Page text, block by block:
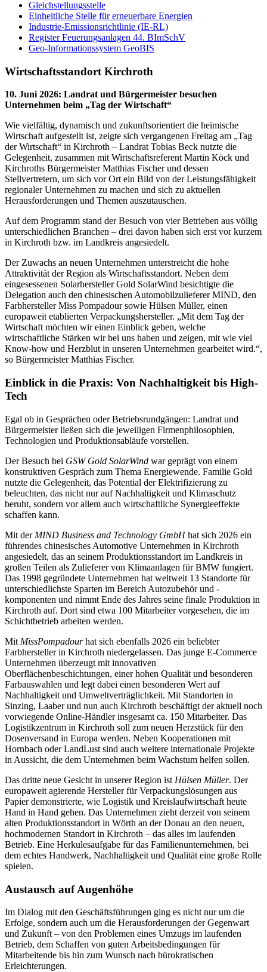
Gleichstellungsstelle
Einheitliche Stelle für erneuerbare Energien
Industrie-Emissionsrichtlinie (IE-RL)
Register Feuerungsanlagen 44. BImSchV
Geo-Informationssystem GeoBIS
Wirtschaftsstandort Kirchroth
10. Juni 2026: Landrat und Bürgermeister besuchen
Unternehmen beim „Tag der Wirtschaft“
Wie vielfältig, dynamisch und zukunftsorientiert die heimische
Wirtschaft aufgestellt ist, zeigte sich vergangenen Freitag am „Tag
der Wirtschaft“ in Kirchroth – Landrat Tobias Beck nutzte die
Gelegenheit, zusammen mit Wirtschaftsreferent Martin Köck und
Kirchroths Bürgermeister Matthias Fischer und dessen
Stellvertretern, um sich vor Ort ein Bild von der Leistungsfähigkeit
regionaler Unternehmen zu machen und sich zu aktuellen
Herausforderungen und Themen auszutauschen.
Auf dem Programm stand der Besuch von vier Betrieben aus völlig
unterschiedlichen Branchen – drei davon haben sich erst vor kurzem
in Kirchroth bzw. im Landkreis angesiedelt.
Der Zuwachs an neuen Unternehmen unterstreicht die hohe
Attraktivität der Region als Wirtschaftsstandort. Neben dem
eingesessenen Solarhersteller Gold SolarWind besichtigte die
Delegation auch den chinesischen Automobilzulieferer MIND, den
Farbhersteller Miss Pompadour sowie Hülsen Müller, einen
europaweit etablierten Verpackungshersteller. „Mit dem Tag der
Wirtschaft möchten wir einen Einblick geben, welche
wirtschaftliche Stärken wir bei uns haben und zeigen, mit wie viel
Know-how und Herzblut in unseren Unternehmen gearbeitet wird.“,
so Bürgermeister Matthias Fischer.
Einblick in die Praxis: Von Nachhaltigkeit bis High-
Tech
Egal ob in Gesprächen oder Betriebsrundgängen: Landrat und
Bürgermeister ließen sich die jeweiligen Firmenphilosophien,
Technologien und Produktionsabläufe vorstellen.
Der Besuch bei GSW Gold SolarWind war geprägt von einem
konstruktiven Gespräch zum Thema Energiewende. Familie Gold
nutzte die Gelegenheit, das Potential der Elektrifizierung zu
beleuchten, das nicht nur auf Nachhaltigkeit und Klimaschutz
beruht, sondern vor allem auch wirtschaftliche Synergieeffekte
schaffen kann.
Mit der MIND Business and Technology GmbHhat sich 2026 ein
führendes chinesisches Automotive Unternehmen in Kirchroth
angesiedelt, das an seinem Produktionsstandort im Landkreis in
großen Teilen als Zulieferer von Klimaanlagen für BMW fungiert.
Das 1998 gegründete Unternehmen hat weltweit 13 Standorte für
unterschiedlichste Sparten im Bereich Autozubehör und -
komponenten und nimmt Ende des Jahres seine finale Produktion in
Kirchroth auf. Dort sind etwa 100 Mitarbeiter vorgesehen, die im
Schichtbetrieb arbeiten werden.
Mit MissPompadourhat sich ebenfalls 2026 ein beliebter
Farbhersteller in Kirchroth niedergelassen. Das junge E-Commerce
Unternehmen überzeugt mit innovativen
Oberflächenbeschichtungen, einer hohen Qualität und besonderen
Farbauswahlen und legt dabei einen besonderen Wert auf
Nachhaltigkeit und Umweltverträglichkeit. Mit Standorten in
Sinzing, Laaber und nun auch Kirchroth beschäftigt der aktuell noch
vorwiegende Online-Händler insgesamt ca. 150 Mitarbeiter. Das
Logistikzentrum in Kirchroth soll zum neuen Herzstück für den
Dosenversand in Europa werden. Neben Kooperationen mit
Hornbach oder LandLust sind auch weitere internationale Projekte
in Aussicht, die dem Unternehmen beim Wachstum helfen sollen.
Das dritte neue Gesicht in unserer Region ist Hülsen Müller. Der
europaweit agierende Hersteller für Verpackungslösungen aus
Papier demonstrierte, wie Logistik und Kreislaufwirtschaft heute
Hand in Hand gehen. Das Unternehmen zieht derzeit von seinem
alten Produktionsstandort in Wörth an der Donau an den neuen,
hochmodernen Standort in Kirchroth – das alles im laufenden
Betrieb. Eine Herkulesaufgabe für das Familienunternehmen, bei
dem echtes Handwerk, Nachhaltigkeit und Qualität eine große Rolle
spielen.
Austausch auf Augenhöhe
Im Dialog mit den Geschäftsführungen ging es nicht nur um die
Erfolge, sondern auch um die Herausforderungen der Gegenwart
und Zukunft – von den Problemen eines Umzugs im laufenden
Betrieb, dem Schaffen von guten Arbeitsbedingungen für
Mitarbeitende bis hin zum Wunsch nach bürokratischen
Erleichterungen.